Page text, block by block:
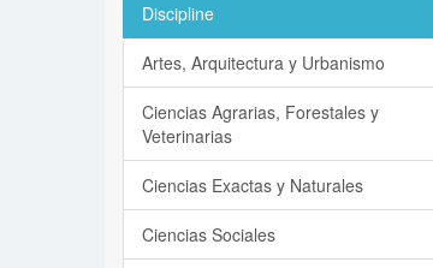
Discipline
Artes, Arquitectura y Urbanismo
Ciencias Agrarias, Forestales y
Veterinarias
Ciencias Exactas y Naturales
Ciencias Sociales